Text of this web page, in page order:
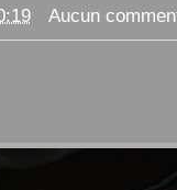
Aucun